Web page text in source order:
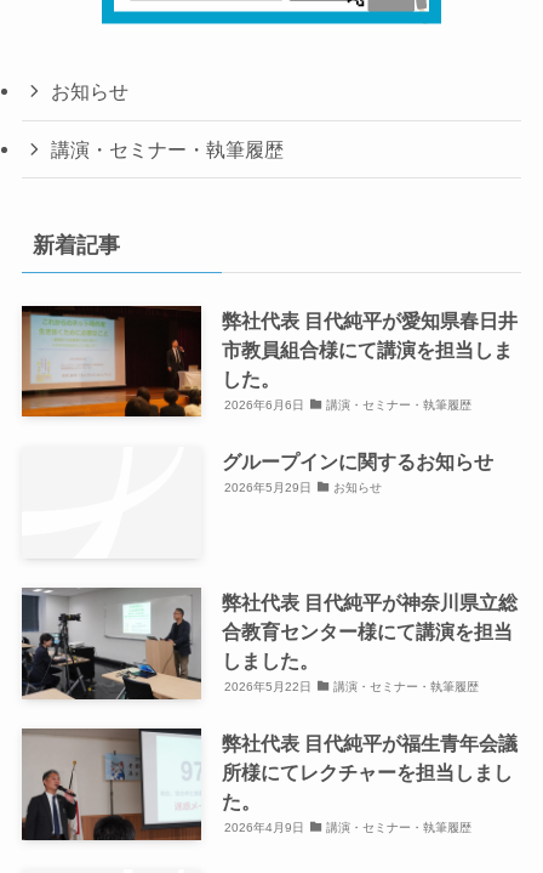
お知らせ
講演・セミナー・執筆履歴
新着記事
弊社代表 目代純平が愛知県春日井
市教員組合様にて講演を担当しま
した。
2026年6月6日 講演・セミナー・執筆履歴
グループインに関するお知らせ
2026年5月29日 お知らせ
弊社代表 目代純平が神奈川県立総
合教育センター様にて講演を担当
しました。
2026年5月22日 講演・セミナー・執筆履歴
弊社代表 目代純平が福生青年会議
所様にてレクチャーを担当しまし
た。
2026年4月9日 講演・セミナー・執筆履歴